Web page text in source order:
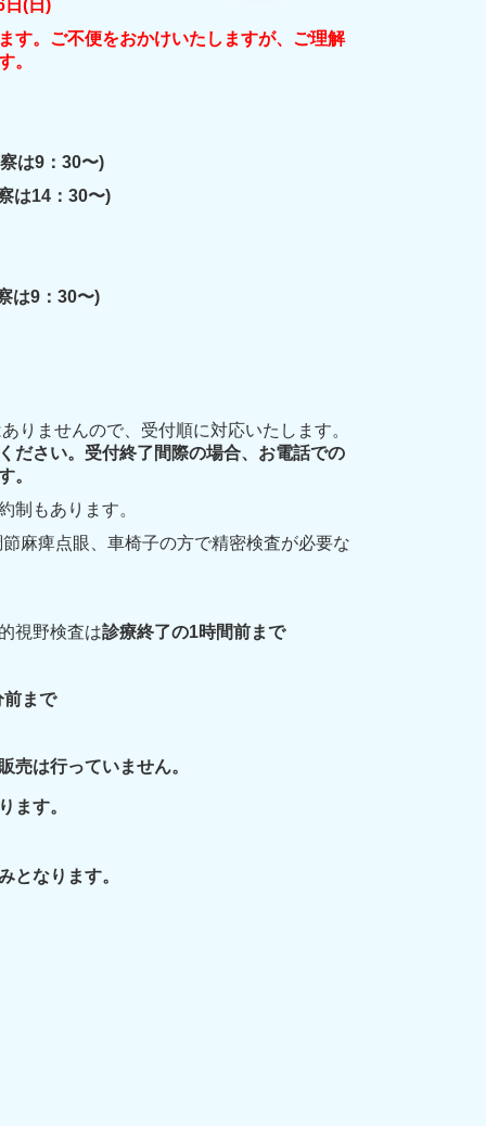
(日)
す。 ご不便をおかけいたしますが、ご理解
。
は9：30〜)
：30〜)
は9：30〜)
りませんので、受付順に対応いたします。
ださい。受付終了間際の場合、お電話での
。
制もあります。
麻痺点眼、車椅子の方で精密検査が必要な
視野検査は診療終了の1時間前まで
前まで
売は行っていません。
ます。
となります。